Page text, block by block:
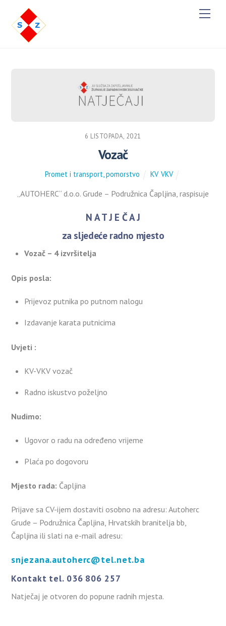
M
e
6 LISTOPADA, 2021
Vozač
Promet i transport, pomorstvo KV, VKV
„AUTOHERC“ d.o.o. Grude – Podružnica Čapljina, raspisuje
N A T J E Č A J
za sljedeće radno mjesto
Vozač – 4 izvršitelja
Opis posla:
Prijevoz putnika po putnom nalogu
Izdavanje karata putnicima
Uvjeti :
KV-VKV vozač
Radno iskustvo poželjno
Nudimo:
Ugovor o radu na određeno vrijeme
Plaća po dogovoru
Mjesto rada: Čapljina
Prijave sa CV-ijem dostaviti osobno na adresu: Autoherc
Grude – Podružnica Čapljina, Hrvatskih branitelja bb,
Čapljina ili slati na e-mail adresu:
snjezana.autoherc@tel.net.ba
Kontakt tel. 036 806 257
Natječaj je otvoren do popune radnih mjesta.